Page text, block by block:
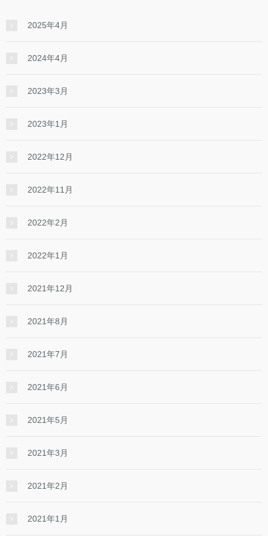
2025年4月
2024年4月
2023年3月
2023年1月
2022年12月
2022年11月
2022年2月
2022年1月
2021年12月
2021年8月
2021年7月
2021年6月
2021年5月
2021年3月
2021年2月
2021年1月